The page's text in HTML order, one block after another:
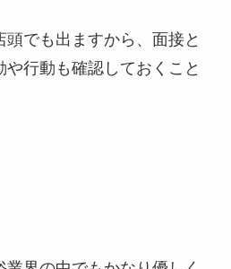
でも出ますから、面接と
行動も確認しておくこと